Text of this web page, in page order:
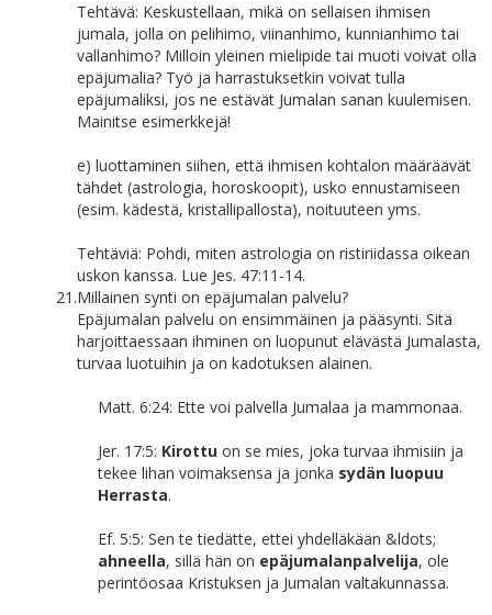
Tehtävä: Keskustellaan, mikä on sellaisen ihmisen
jumala, jolla on pelihimo, viinanhimo, kunnianhimo tai
vallanhimo? Milloin yleinen mielipide tai muoti voivat olla
epäjumalia? Työ ja harrastuksetkin voivat tulla
epäjumaliksi, jos ne estävät Jumalan sanan kuulemisen.
Mainitse esimerkkejä!
e) luottaminen siihen, että ihmisen kohtalon määräävät
tähdet (astrologia, horoskoopit), usko ennustamiseen
(esim. kädestä, kristallipallosta), noituuteen yms.
Tehtäviä: Pohdi, miten astrologia on ristiriidassa oikean
uskon kanssa. Lue Jes. 47:11-14.
21.Millainen synti on epäjumalan palvelu?
Epäjumalan palvelu on ensimmäinen ja pääsynti. Sitä
harjoittaessaan ihminen on luopunut elävästä Jumalasta,
turvaa luotuihin ja on kadotuksen alainen.
Matt. 6:24: Ette voi palvella Jumalaa ja mammonaa.
Jer. 17:5: Kirottu on se mies, joka turvaa ihmisiin ja
tekee lihan voimaksensa ja jonka sydän luopuu
Herrasta.
Ef. 5:5: Sen te tiedätte, ettei yhdelläkään &ldots;
ahneella, sillä hän on epäjumalanpalvelija, ole
perintöosaa Kristuksen ja Jumalan valtakunnassa.